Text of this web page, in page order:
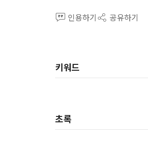
인용하기 공유하기
키워드
초록